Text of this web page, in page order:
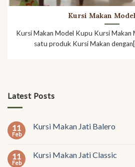
Latest Posts
11
Feb
Kursi Makan Jati Balero
11
Feb
Kursi Makan Jati Classic
Kursi Makan
Kursi Makan Model Kupu Kursi Makan
satu produk Kursi Makan